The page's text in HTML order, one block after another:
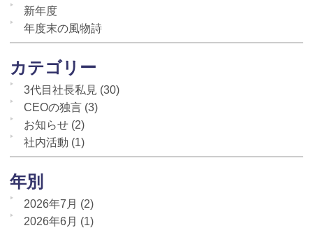
新年度
年度末の風物詩
カテゴリー
3代目社長私見 (30)
CEOの独言 (3)
お知らせ (2)
社内活動 (1)
年別
2026年7月 (2)
2026年6月 (1)